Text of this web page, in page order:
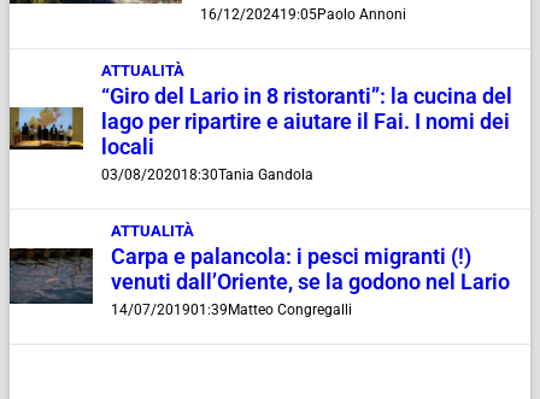
16/12/202419:05Paolo Annoni
ATTUALITÀ
“Giro del Lario in 8 ristoranti”: la cucina del
lago per ripartire e aiutare il Fai. I nomi dei
locali
03/08/202018:30Tania Gandola
ATTUALITÀ
Carpa e palancola: i pesci migranti (!)
venuti dall’Oriente, se la godono nel Lario
14/07/201901:39Matteo Congregalli